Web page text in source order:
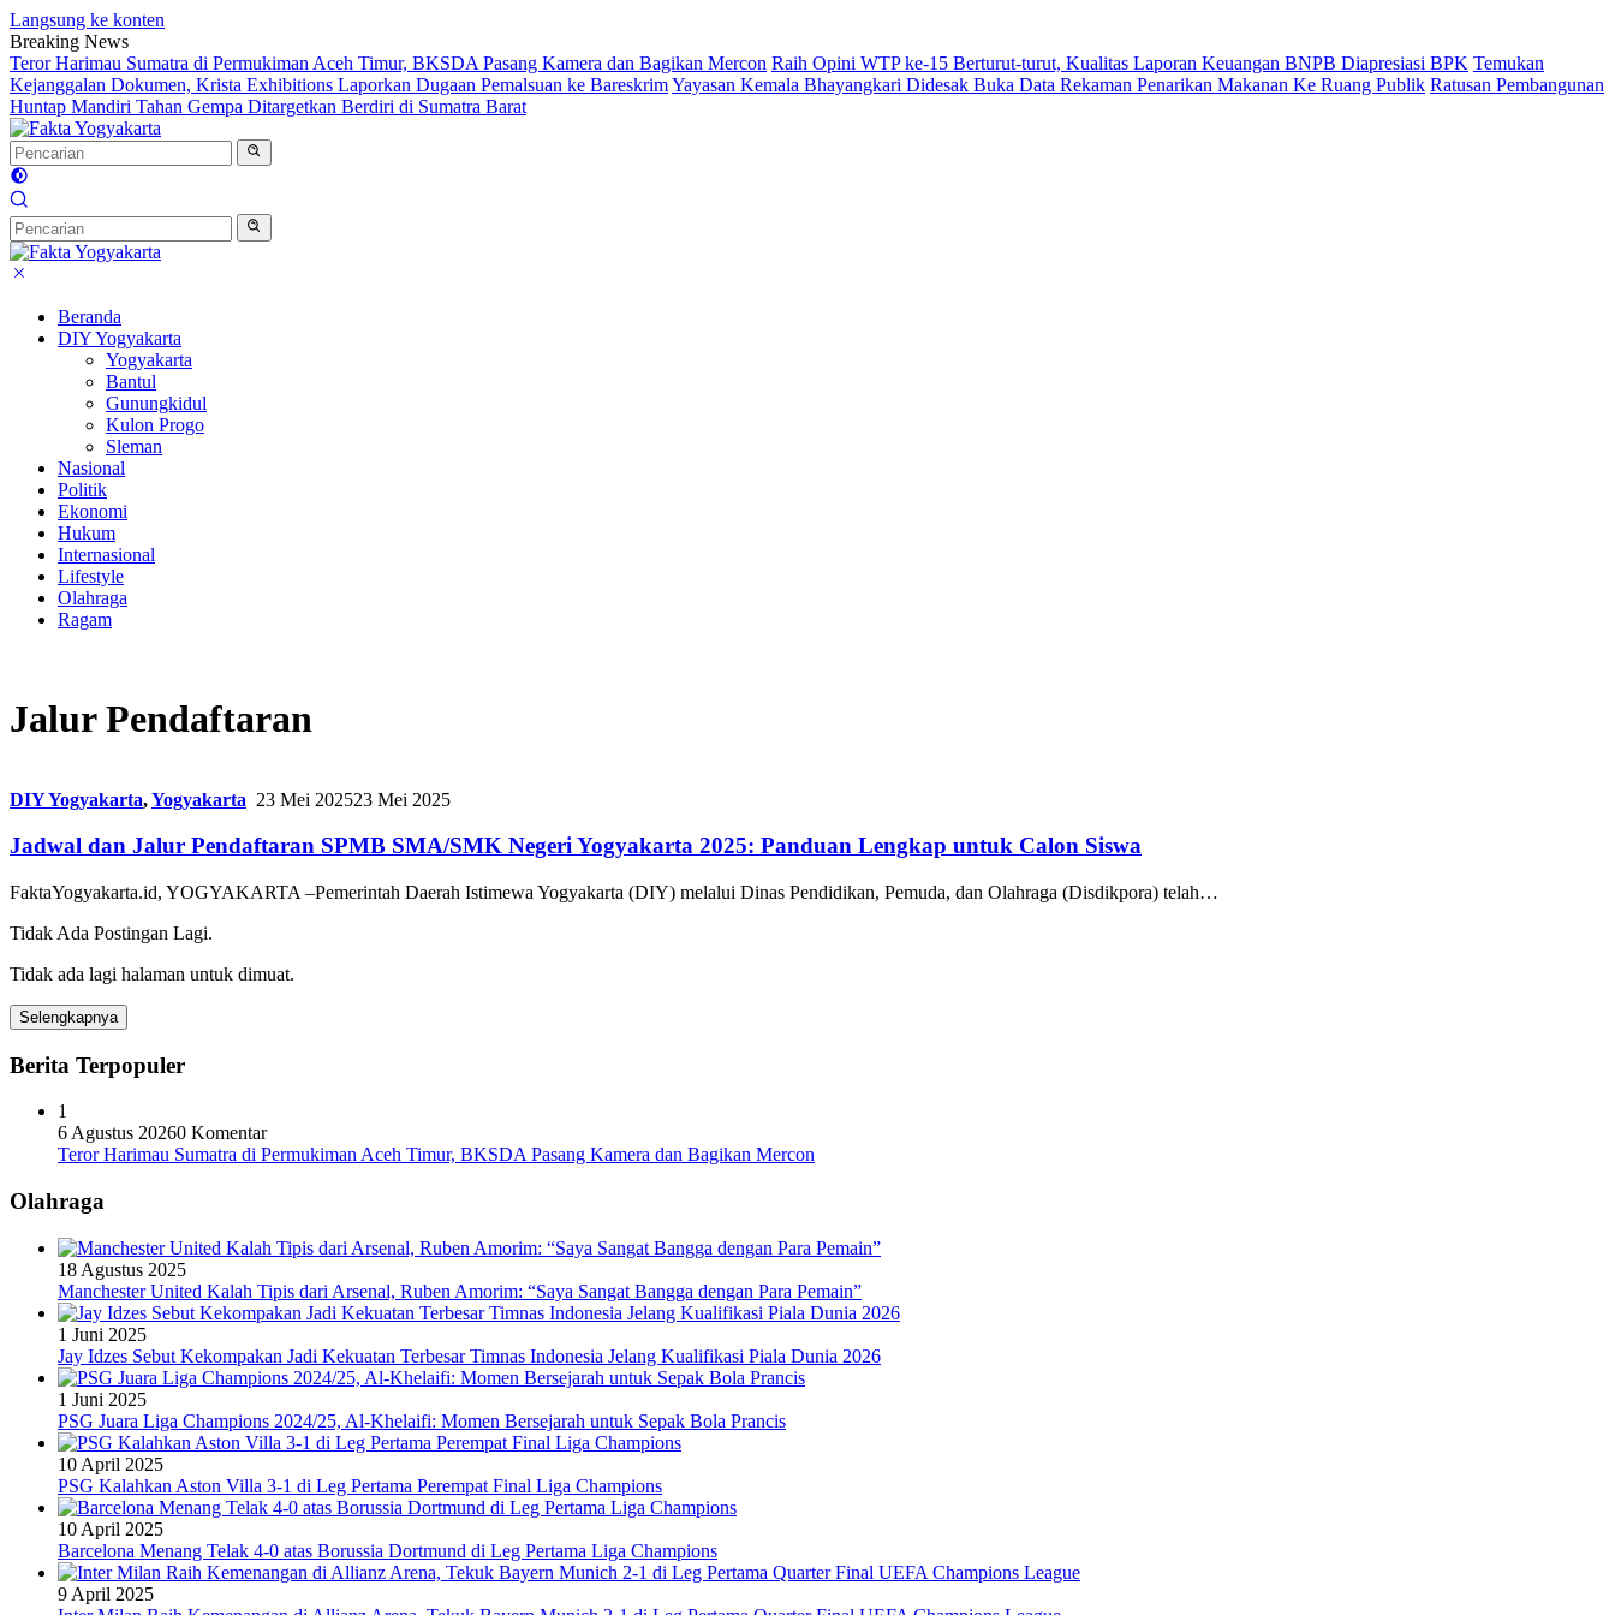
Langsung ke konten
Breaking News
Teror Harimau Sumatra di Permukiman Aceh Timur, BKSDA Pasang Kamera dan Bagikan Mercon Raih Opini WTP ke-15 Berturut-turut, Kualitas Laporan Keuangan BNPB Diapresiasi BPK Temukan
Kejanggalan Dokumen, Krista Exhibitions Laporkan Dugaan Pemalsuan ke BareskrimYayasan Kemala Bhayangkari Didesak Buka Data Rekaman Penarikan Makanan Ke Ruang Publik Ratusan Pembangunan
Huntap Mandiri Tahan Gempa Ditargetkan Berdiri di Sumatra Barat
Beranda
DIY Yogyakarta
Yogyakarta
Bantul
Gunungkidul
Kulon Progo
Sleman
Nasional
Politik
Ekonomi
Hukum
Internasional
Lifestyle
Olahraga
Ragam
Jalur Pendaftaran
DIY Yogyakarta,Yogyakarta 23 Mei 202523 Mei 2025
Jadwal dan Jalur Pendaftaran SPMB SMA/SMK Negeri Yogyakarta 2025: Panduan Lengkap untuk Calon Siswa
FaktaYogyakarta.id, YOGYAKARTA –Pemerintah Daerah Istimewa Yogyakarta (DIY) melalui Dinas Pendidikan, Pemuda, dan Olahraga (Disdikpora) telah…
Tidak Ada Postingan Lagi.
Tidak ada lagi halaman untuk dimuat.
Selengkapnya
Berita Terpopuler
1
6 Agustus 20260 Komentar
Teror Harimau Sumatra di Permukiman Aceh Timur, BKSDA Pasang Kamera dan Bagikan Mercon
Olahraga
18 Agustus 2025
Manchester United Kalah Tipis dari Arsenal, Ruben Amorim: “Saya Sangat Bangga dengan Para Pemain”
1 Juni 2025
Jay Idzes Sebut Kekompakan Jadi Kekuatan Terbesar Timnas Indonesia Jelang Kualifikasi Piala Dunia 2026
1 Juni 2025
PSG Juara Liga Champions 2024/25, Al-Khelaifi: Momen Bersejarah untuk Sepak Bola Prancis
10 April 2025
PSG Kalahkan Aston Villa 3-1 di Leg Pertama Perempat Final Liga Champions
10 April 2025
Barcelona Menang Telak 4-0 atas Borussia Dortmund di Leg Pertama Liga Champions
9 April 2025